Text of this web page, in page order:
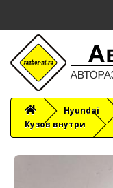
Hyundai
Кузов внутри